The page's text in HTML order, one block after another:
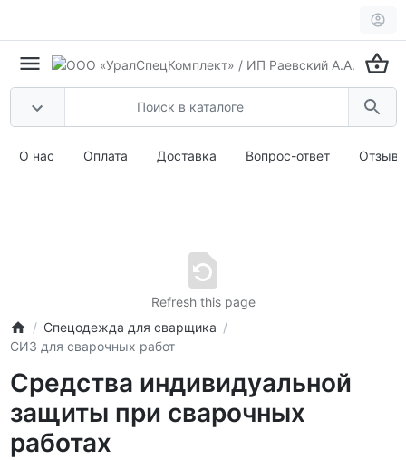
О нас Оплата Доставка Вопрос-ответ
Refresh this page
Спецодежда для сварщика
СИЗ для сварочных работ
Средства индивидуальной
защиты при сварочных
работах